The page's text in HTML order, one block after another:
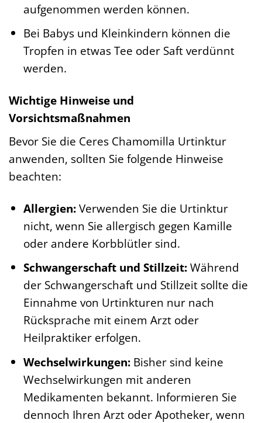
aufgenommen werden können.
Bei Babys und Kleinkindern können die
Tropfen in etwas Tee oder Saft verdünnt
werden.
Wichtige Hinweise und
Vorsichtsmaßnahmen
Bevor Sie die Ceres Chamomilla Urtinktur
anwenden, sollten Sie folgende Hinweise
beachten:
Allergien:Verwenden Sie die Urtinktur
nicht, wenn Sie allergisch gegen Kamille
oder andere Korbblütler sind.
Schwangerschaft und Stillzeit:Während
der Schwangerschaft und Stillzeit sollte die
Einnahme von Urtinkturen nur nach
Rücksprache mit einem Arzt oder
Heilpraktiker erfolgen.
Wechselwirkungen:Bisher sind keine
Wechselwirkungen mit anderen
Medikamenten bekannt. Informieren Sie
dennoch Ihren Arzt oder Apotheker, wenn